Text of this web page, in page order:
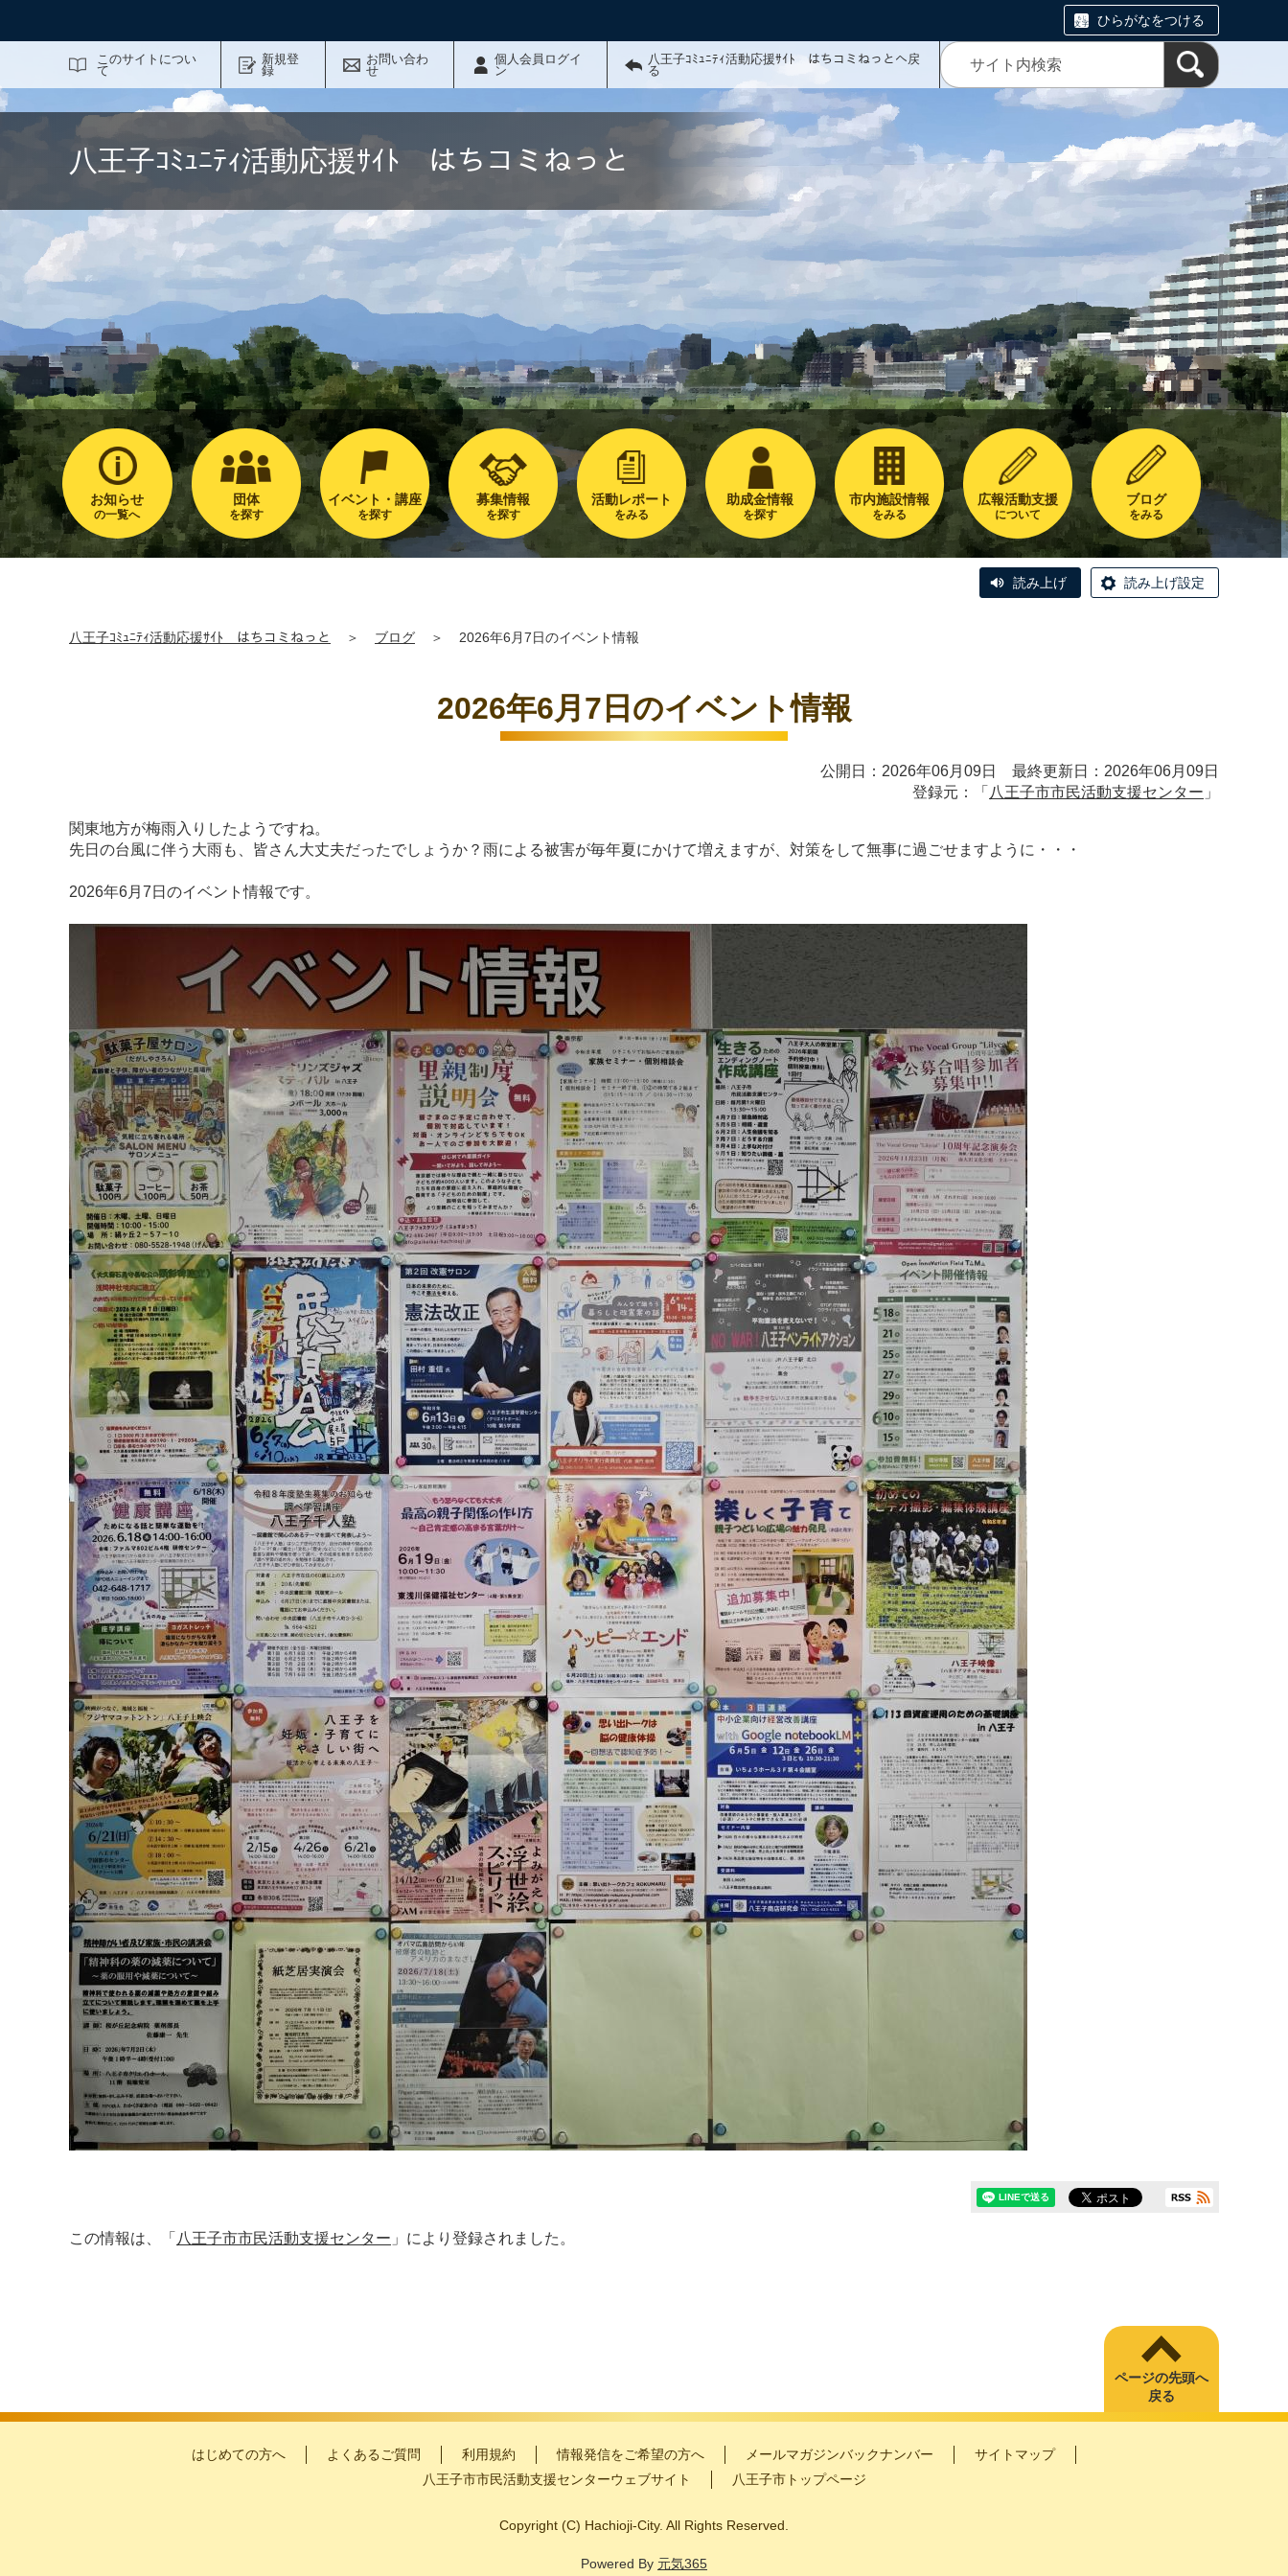
ひらがなをつける
このサイトについ
て
新規登
録
お問い合わ
せ
個人会員ログイ
ン
八王子ｺﾐｭﾆﾃｨ活動応援ｻｲﾄ はちコミねっとへ戻
る
八王子ｺﾐｭﾆﾃｨ活動応援ｻｲﾄ はちコミねっと
お知らせ
の一覧へ
団体
を探す
イベント・講座
を探す
募集情報
を探す
活動レポート
をみる
助成金情報
を探す
市内施設情報
をみる
広報活動支援
について
ブログ
をみる
読み上げ 読み上げ設定
八王子ｺﾐｭﾆﾃｨ活動応援ｻｲﾄ はちコミねっと ＞ ブログ ＞ 2026年6月7日のイベント情報
2026年6月7日のイベント情報
公開日：2026年06月09日 最終更新日：2026年06月09日
登録元：「 八王子市市民活動支援センター 」
関東地方が梅雨入りしたようですね。
先日の台風に伴う大雨も、皆さん大丈夫だったでしょうか？雨による被害が毎年夏にかけて増えますが、対策をして無事に過ごせますように・・・
2026年6月7日のイベント情報です。
この情報は、「 八王子市市民活動支援センター 」により登録されました。
ページの先頭へ
戻る
はじめての方へ よくあるご質問 利用規約 情報発信をご希望の方へ メールマガジンバックナンバー
サイトマップ
八王子市市民活動支援センターウェブサイト
八王子市トップページ
Copyright (C) Hachioji-City. All Rights Reserved.
Powered By 元気365